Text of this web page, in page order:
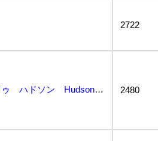
2722
ゲームソフト ファミリーコンピュータ ファザナドゥ ハドソン Hudson 箱 説明書 箱説 ファミ... 2480